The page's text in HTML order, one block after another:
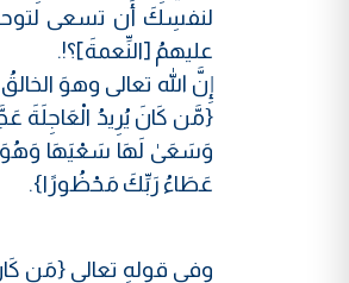
لنفسِكَ أَن تسعى
عليهمُ [النِّعمةَ]؟!.
إِنَّ الله تعالى وهوَ
{مَّن كَانَ يُرِيدُ الْعَاجِلَةَ
وَسَعَىٰ لَهَا سَعْيَهَا وَهُوَ
عَطَاءُ رَبِّكَ مَحْظُورًا}.
وفي قولهِ تعالى {مَن